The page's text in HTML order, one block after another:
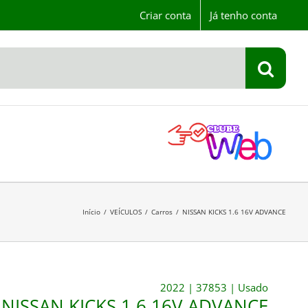
Criar conta Já tenho conta
Início / VEÍCULOS / Carros / NISSAN KICKS 1.6 16V ADVANCE
2022 |37853 | Usado